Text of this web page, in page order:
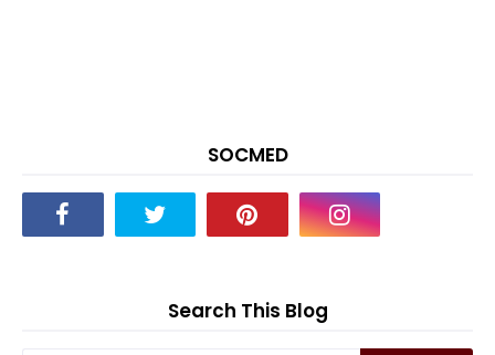
SOCMED
Search This Blog